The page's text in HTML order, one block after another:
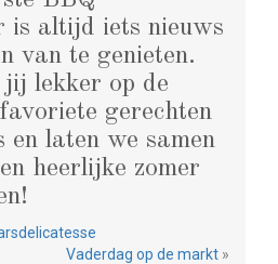
is altijd iets nieuws
van te genieten.
lekker op de
gerechten
en laten we samen
heerlijke zomer
Vaderdag op de markt »